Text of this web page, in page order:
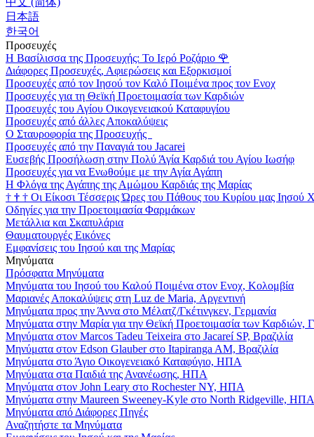
日本語
한국어
Προσευχές
Η Βασίλισσα της Προσευχής: Το Ιερό Ροζάριο 🌹
Διάφορες Προσευχές, Αφιερώσεις και Εξορκισμοί
Προσευχές από τον Ιησού τον Καλό Ποιμένα προς τον Ενοχ
Προσευχές για τη Θεϊκή Προετοιμασία των Καρδιών
Προσευχές του Αγίου Οικογενειακού Καταφυγίου
Προσευχές από άλλες Αποκαλύψεις
Ο Σταυροφορία της Προσευχής
Προσευχές από την Παναγιά του Jacarei
Ευσεβής Προσήλωση στην Πολύ Άγία Καρδιά του Αγίου Ιωσήφ
Προσευχές για να Ενωθούμε με την Αγία Αγάπη
Η Φλόγα της Αγάπης της Αμώμου Καρδιάς της Μαρίας
† † † Οι Είκοσι Τέσσερις Ώρες του Πάθους του Κυρίου μας Ιησού
Οδηγίες για την Προετοιμασία Φαρμάκων
Μετάλλια και Σκαπυλάρια
Θαυματουργές Εικόνες
Εμφανίσεις του Ιησού και της Μαρίας
Μηνύματα
Πρόσφατα Μηνύματα
Μηνύματα του Ιησού του Καλού Ποιμένα στον Ενοχ, Κολομβία
Μαριανές Αποκαλύψεις στη Luz de Maria, Αργεντινή
Μηνύματα προς την Άννα στο Μέλατζ/Γκέτινγκεν, Γερμανία
Μηνύματα στην Μαρία για την Θεϊκή Προετοιμασία των Καρδιών,
Μηνύματα στον Marcos Tadeu Teixeira στο Jacareí SP, Βραζιλία
Μηνύματα στον Edson Glauber στο Itapiranga AM, Βραζιλία
Μηνύματα στο Άγιο Οικογενειακό Καταφύγιο, ΗΠΑ
Μηνύματα στα Παιδιά της Ανανέωσης, ΗΠΑ
Μηνύματα στον John Leary στο Rochester NY, ΗΠΑ
Μηνύματα στην Maureen Sweeney-Kyle στο North Ridgeville, ΗΠΑ
Μηνύματα από Διάφορες Πηγές
Αναζητήστε τα Μηνύματα